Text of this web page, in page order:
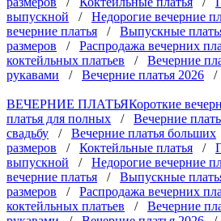
выпускной / Недорогие вечерние
вечерние платья / Выпускные
размеров / Распродажа вечерних
коктейльных платьев / Вечерние
рукавами / Вечерние платья 2026 /
ВЕЧЕРНИЕ ПЛАТЬЯКороткие
платья для полных / Вечерние
свадьбу / Вечерние платья больших
размеров / Коктейльные платья /
выпускной / Недорогие вечерние
вечерние платья / Выпускные
размеров / Распродажа вечерних
коктейльных платьев / Вечерние